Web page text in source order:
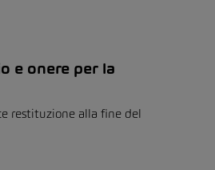
e onere per la
restituzione alla fine del